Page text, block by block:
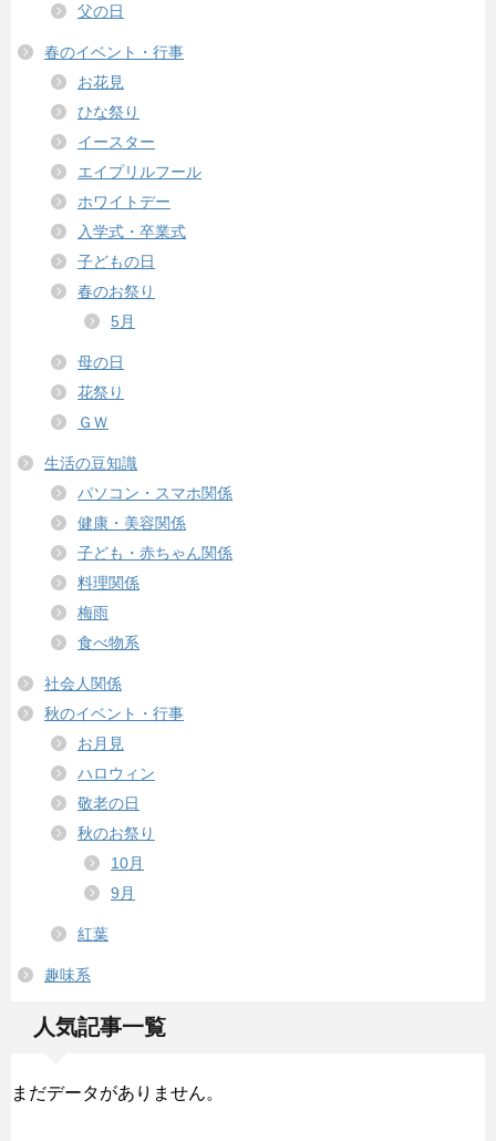
父の日
春のイベント・行事
お花見
ひな祭り
イースター
エイプリルフール
ホワイトデー
入学式・卒業式
子どもの日
春のお祭り
5月
母の日
花祭り
ＧＷ
生活の豆知識
パソコン・スマホ関係
健康・美容関係
子ども・赤ちゃん関係
料理関係
梅雨
食べ物系
社会人関係
秋のイベント・行事
お月見
ハロウィン
敬老の日
秋のお祭り
10月
9月
紅葉
趣味系
人気記事一覧
まだデータがありません。